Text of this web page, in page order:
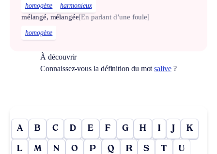
homogène harmonieux
mélangé, mélangée[En parlant d’une foule]
homogène
À découvrir
Connaissez-vous la définition du motsalive?
A B C D E F G H I J K
L M N O P Q R S T U